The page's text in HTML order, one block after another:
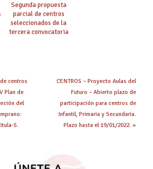
Segunda propuesta
parcial de centros
seleccionados de la
tercera convocatoria
centros
Plan de
del
S.
CENTROS – Proyecto Aulas del
Futuro – Abierto plazo de
participación para centros de
Infantil, Primaria y Secundaria.
Plazo hasta el 19/01/2022.»